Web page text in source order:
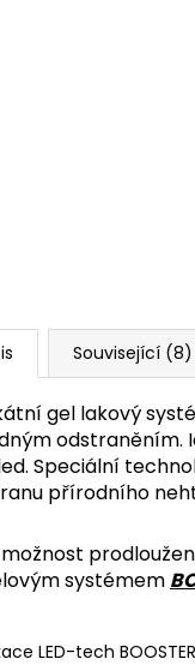
Související (8)
gel lakový
odstraněním.
Speciální
přírodního
systémem
LED-tech